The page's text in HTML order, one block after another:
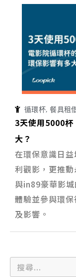
循環杯, 餐具租
3天使用5000杯
大？
在環保意識日
利觀影，更推
與in89豪華影
體驗並參與環
及影響。